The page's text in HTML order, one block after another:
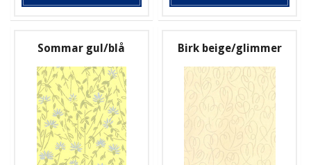
Sommar gul/blå Birk beige/glimmer